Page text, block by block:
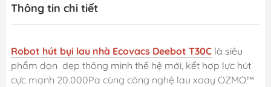
Thông tin chi tiết
Robot hút bụi lau nhà Ecovacs Deebot T30C là siêu
phẩm dọn dẹp thông minh thế hệ mới, kết hợp lực hút
cực mạnh 20.000Pa cùng công nghệ lau xoay OZMO™